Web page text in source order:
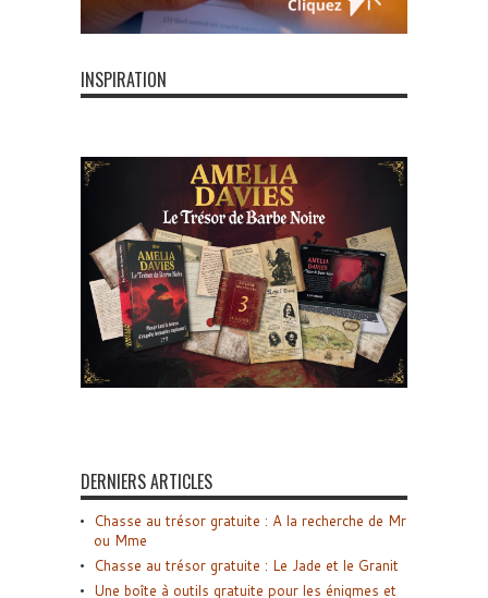
INSPIRATION
DERNIERS ARTICLES
Chasse au trésor gratuite : A la recherche de Mr
ou Mme
Chasse au trésor gratuite : Le Jade et le Granit
Une boîte à outils gratuite pour les énigmes et